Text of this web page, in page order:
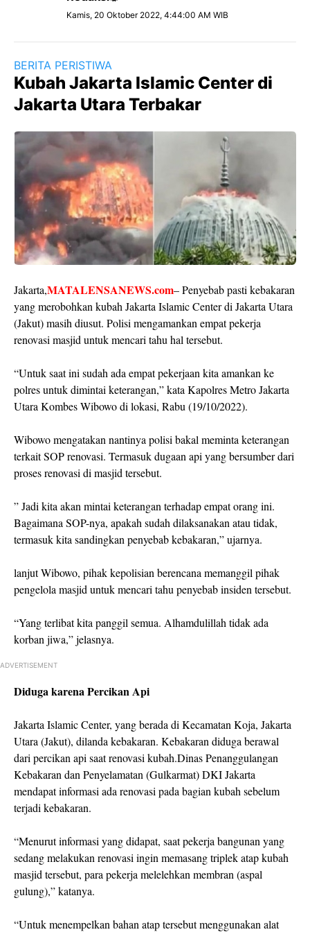
Kamis, 20 Oktober 2022, 4:44:00 AM WIB
BERITA PERISTIWA
Kubah Jakarta Islamic Center di
Jakarta Utara Terbakar
Jakarta,MATALENSANEWS.com– Penyebab pasti kebakaran
yang merobohkan kubah Jakarta Islamic Center di Jakarta Utara
(Jakut) masih diusut. Polisi mengamankan empat pekerja
renovasi masjid untuk mencari tahu hal tersebut.
“Untuk saat ini sudah ada empat pekerjaan kita amankan ke
polres untuk dimintai keterangan,” kata Kapolres Metro Jakarta
Utara Kombes Wibowo di lokasi, Rabu (19/10/2022).
Wibowo mengatakan nantinya polisi bakal meminta keterangan
terkait SOP renovasi. Termasuk dugaan api yang bersumber dari
proses renovasi di masjid tersebut.
” Jadi kita akan mintai keterangan terhadap empat orang ini.
Bagaimana SOP-nya, apakah sudah dilaksanakan atau tidak,
termasuk kita sandingkan penyebab kebakaran,” ujarnya.
lanjut Wibowo, pihak kepolisian berencana memanggil pihak
pengelola masjid untuk mencari tahu penyebab insiden tersebut.
“Yang terlibat kita panggil semua. Alhamdulillah tidak ada
korban jiwa,” jelasnya.
ADVERTISEMENT
Diduga karena Percikan Api
Jakarta Islamic Center, yang berada di Kecamatan Koja, Jakarta
Utara (Jakut), dilanda kebakaran. Kebakaran diduga berawal
dari percikan api saat renovasi kubah.Dinas Penanggulangan
Kebakaran dan Penyelamatan (Gulkarmat) DKI Jakarta
mendapat informasi ada renovasi pada bagian kubah sebelum
terjadi kebakaran.
“Menurut informasi yang didapat, saat pekerja bangunan yang
sedang melakukan renovasi ingin memasang triplek atap kubah
masjid tersebut, para pekerja melelehkan membran (aspal
gulung),” katanya.
“Untuk menempelkan bahan atap tersebut menggunakan alat